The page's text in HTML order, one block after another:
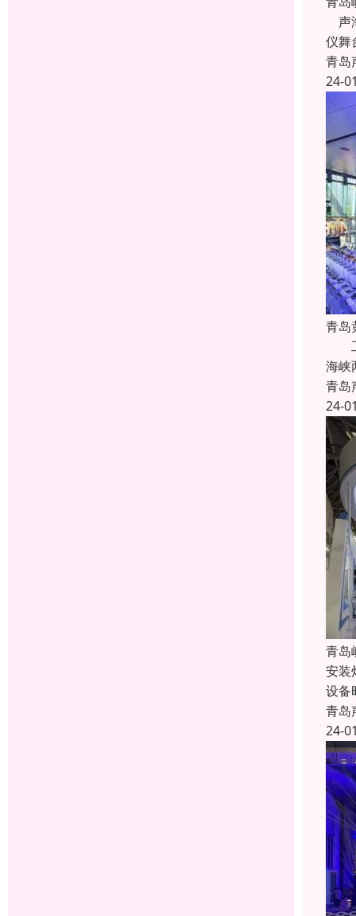
声
仪舞
青岛
24-
青岛
工
海峡
青岛
24-
青岛
安装
设备
青岛
24-